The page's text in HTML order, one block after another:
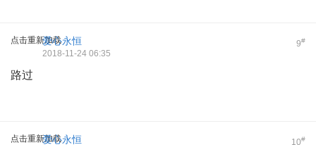
点击重新加载 9#
爱心永恒
2018-11-24 06:35
路过
点击重新加载 10#
爱心永恒